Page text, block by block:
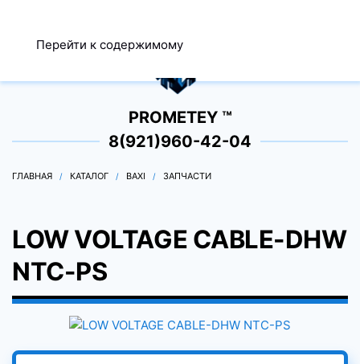
Перейти к содержимому
0
PROMETEY ™
8(921)960-42-04
ГЛАВНАЯ КАТАЛОГ BAXI ЗАПЧАСТИ
LOW VOLTAGE CABLE-DHW
NTC-PS